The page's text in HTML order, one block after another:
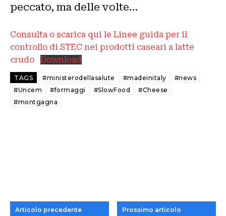
peccato, ma delle volte…
Consulta o scarica qui le Linee guida per il
controllo di STEC nei prodotti caseari a latte
crudo
Download
TAGS #ministerodellasalute #madeinitaly
#news
#Uncem
#formaggi #SlowFood
#Cheese
#montgagna
Articolo precedente Prossimo articolo